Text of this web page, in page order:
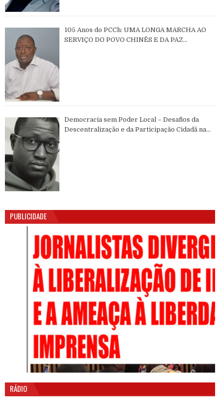
105 Anos do PCCh: UMA LONGA MARCHA AO
SERVIÇO DO POVO CHINÊS E DA PAZ
Democracia sem Poder Local – Desafios da
Descentralização e da Participação Cidadã na
PUBLICIDADE
RÁDIO